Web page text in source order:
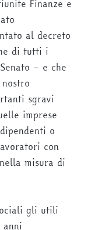
Finanze e
al decreto
di tutti i
– e che
sgravi
imprese
o
con
misura di
gli utili
anni